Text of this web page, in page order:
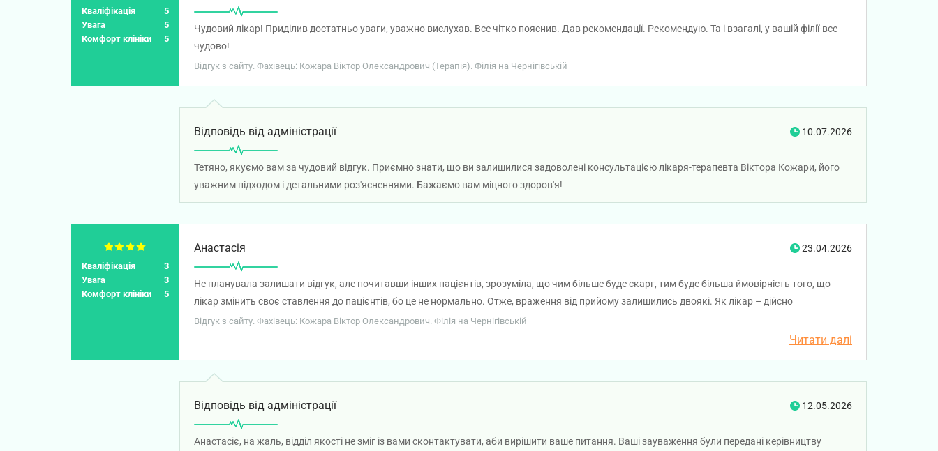
Кваліфікація
5
Увага
5
Комфорт клініки
5
Чудовий лікар! Приділив достатньо уваги, уважно вислухав. Все чітко пояснив. Дав рекомендації. Рекомендую. Та і взагалі, у вашій філії-все
чудово!
Відгук з сайту. Фахівець: Кожара Віктор Олександрович (Терапія). Філія на Чернігівській
Відповідь від адміністрації 10.07.2026
Тетяно, якуємо вам за чудовий відгук. Приємно знати, що ви залишилися задоволені консультацією лікаря-терапевта Віктора Кожари, його
уважним підходом і детальними роз'ясненнями. Бажаємо вам міцного здоров'я!
Кваліфікація
3
Увага
3
Комфорт клініки
5
Анастасія 23.04.2026
Не планувала залишати відгук, але почитавши інших пацієнтів, зрозуміла, що чим більше буде скарг, тим буде більша ймовірність того, що
лікар змінить своє ставлення до пацієнтів, бо це не нормально. Отже, враження від прийому залишились двоякі. Як лікар – дійсно
професіонал: провів повноцінний огляд, уважно послухав легені, перевірив горло, ніс, виміряв температуру, тиск і сатурацію, направив на
загальний аналіз крові та рентген, дав направлення до 3-х інших спеціалістів та призначив грамотне лікування. Але сама комунікація
відкрили, але лише на 3 дні, з рекомендацією далі самостійно домовлятись з роботодавцем або іншим лікарем про свою непрацездатність.
Судячи з відгуків інших пацієнтів, подібний стиль спілкування і підхід до лікарняних – не поодинокий випадок. Цікаво, чому дане питання ніяк
не вирішується.
Відгук з сайту. Фахівець: Кожара Віктор Олександрович. Філія на Чернігівській
Читати далі
Відповідь від адміністрації 12.05.2026
Анастасіє, на жаль, відділ якості не зміг із вами сконтактувати, аби вирішити ваше питання. Ваші зауваження були передані керівництву